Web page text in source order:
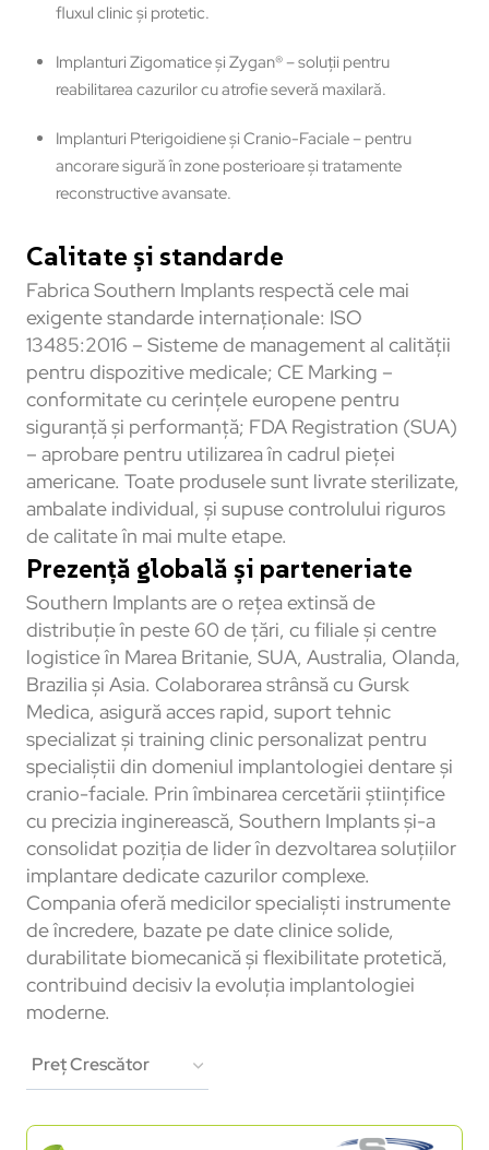
fluxul clinic și protetic.
Implanturi Zigomatice și Zygan® – soluții pentru
reabilitarea cazurilor cu atrofie severă maxilară.
Implanturi Pterigoidiene și Cranio-Faciale – pentru
ancorare sigură în zone posterioare și tratamente
reconstructive avansate.
Calitate și standarde
Fabrica Southern Implants respectă cele mai
exigente standarde internaționale: ISO
13485:2016 – Sisteme de management al calității
pentru dispozitive medicale; CE Marking –
conformitate cu cerințele europene pentru
siguranță și performanță; FDA Registration (SUA)
– aprobare pentru utilizarea în cadrul pieței
americane. Toate produsele sunt livrate sterilizate,
ambalate individual, și supuse controlului riguros
de calitate în mai multe etape.
Prezență globală și parteneriate
Southern Implants are o rețea extinsă de
distribuție în peste 60 de țări, cu filiale și centre
logistice în Marea Britanie, SUA, Australia, Olanda,
Brazilia și Asia. Colaborarea strânsă cu Gursk
Medica, asigură acces rapid, suport tehnic
specializat și training clinic personalizat pentru
specialiștii din domeniul implantologiei dentare și
cranio-faciale. Prin îmbinarea cercetării științifice
cu precizia inginerească, Southern Implants și-a
consolidat poziția de lider în dezvoltarea soluțiilor
implantare dedicate cazurilor complexe.
Compania oferă medicilor specialiști instrumente
de încredere, bazate pe date clinice solide,
durabilitate biomecanică și flexibilitate protetică,
contribuind decisiv la evoluția implantologiei
moderne.